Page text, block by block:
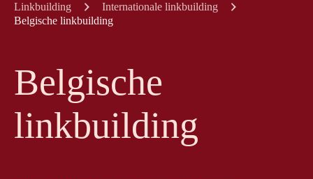
Linkbuilding
Internationale linkbuilding
Belgische linkbuilding
Belgische
linkbuilding